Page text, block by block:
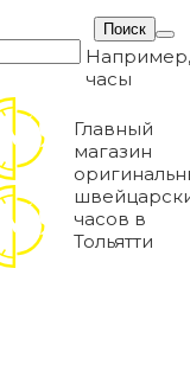
Например,
часы
Главный
магазин
часов в
Тольятти